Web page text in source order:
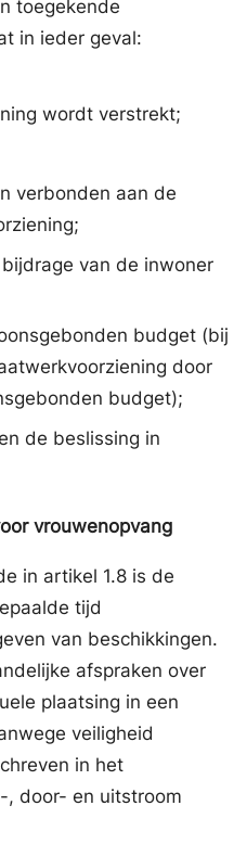
toegekende
in ieder geval:
wordt verstrekt;
verbonden aan de
van de inwoner
budget (bij
door
budget);
de beslissing in
vrouwenopvang
in artikel 1.8 is de
tijd
van beschikkingen.
afspraken over
plaatsing in een
veiligheid
in het
, door- en uitstroom